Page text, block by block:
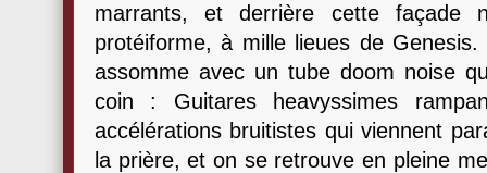
marrants, et derrière cette façade
protéiforme, à mille lieues de
assomme avec un tube doom noise
coin : Guitares heavyssimes
accélérations bruitistes qui viennent
la prière, et on se retrouve en pleine